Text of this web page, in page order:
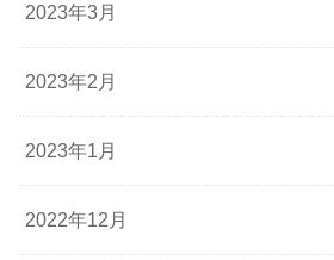
2023年3月
2023年2月
2023年1月
2022年12月